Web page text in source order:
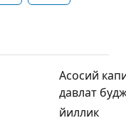
Асосий
давлат
йиллик